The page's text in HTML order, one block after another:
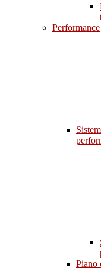
Performance
Piano